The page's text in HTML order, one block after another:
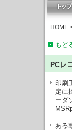
HOME
もど
PCレ
印刷
定に
ーダ
ある